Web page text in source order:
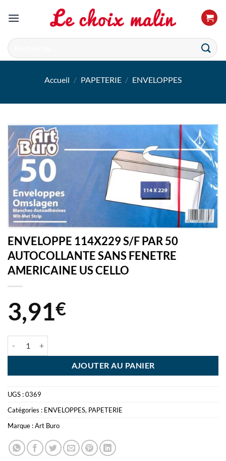
Recherche
pour :
Accueil / PAPETERIE / ENVELOPPES
ENVELOPPE 114X229 S/F PAR 50
AUTOCOLLANTE SANS FENETRE
AMERICAINE US CELLO
3,91€
AJOUTER AU PANIER
UGS :0369
Catégories : ENVELOPPES, PAPETERIE
Marque :Art Buro